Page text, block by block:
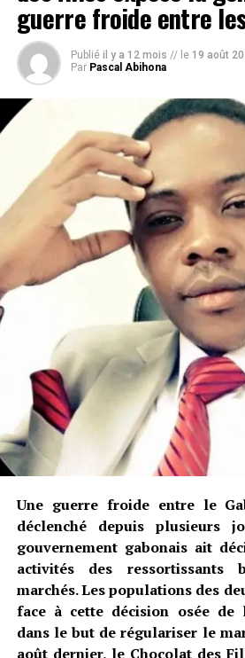
guerre froide entre
Publié il y a 12 mois // le 19 août
Par Pascal Abihona
Une guerre froide entre le
déclenché depuis plusieurs
gouvernement gabonais ait
activités des ressortissants
marchés. Les populations des
face à cette décision osée de
dans le but de régulariser le
août dernier, le Chocolat des